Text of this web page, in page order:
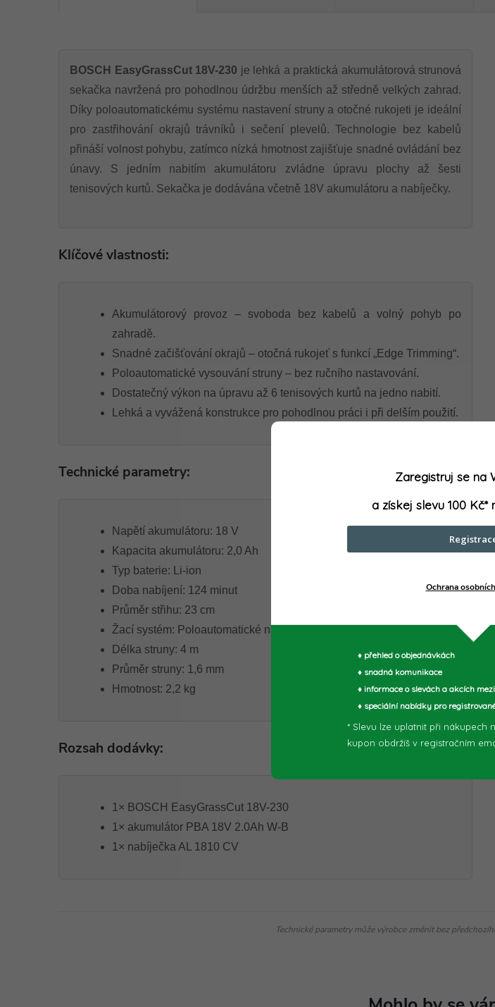
BOSCH EasyGrassCut 18V-230 je lehká a praktická akumulátorová strunová
sekačka navržená pro pohodlnou údržbu menších až středně velkých zahrad.
Díky poloautomatickému systému nastavení struny a otočné rukojeti je ideální
pro zastřihování okrajů trávníků i sečení plevelů. Technologie bez kabelů
přináší volnost pohybu, zatímco nízká hmotnost zajišťuje snadné ovládání bez
únavy. S jedním nabitím akumulátoru zvládne úpravu plochy až šesti
tenisových kurtů. Sekačka je dodávána včetně 18V akumulátoru a nabíječky.
Klíčové vlastnosti:
Akumulátorový provoz – svoboda bez kabelů a volný pohyb po
zahradě.
Snadné začišťování okrajů – otočná rukojeť s funkcí „Edge Trimming“.
Poloautomatické vysouvání struny – bez ručního nastavování.
Dostatečný výkon na úpravu až 6 tenisových kurtů na jedno nabití.
Lehká a vyvážená konstrukce pro pohodlnou práci i při delším použití.
Technické parametry:
Napětí akumulátoru: 18 V
Kapacita akumulátoru: 2,0 Ah
Typ baterie: Li-ion
Doba nabíjení: 124 minut
Průměr střihu: 23 cm
Žací systém: Poloautomatické nastavení délky struny
Délka struny: 4 m
Průměr struny: 1,6 mm
Hmotnost: 2,2 kg
Rozsah dodávky:
1× BOSCH EasyGrassCut 18V-230
1× akumulátor PBA 18V 2.0Ah W-B
1× nabíječka AL 1810 CV
Technické parametry může výrobce změnit bez
Zaregistruj se na
a získej slevu 100 Kč*
Ochrana
♦ přehled o objednávkách
♦ snadná komunikace
♦ informace o slevách a akcích
♦ speciální nabídky pro
* Slevu lze uplatnit při nákupech
kupon obdržíš v registračním